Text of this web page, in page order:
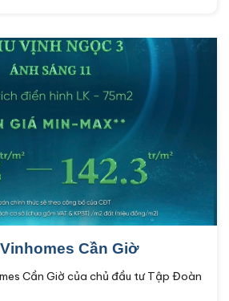
Cần Giờ
Cần Giờ của chủ đầu tư Tập Đoàn